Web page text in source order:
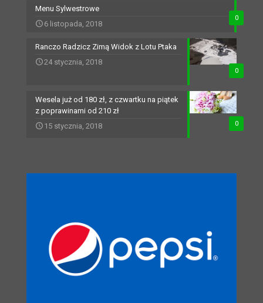
0
Menu Sylwestrowe
6 listopada, 2018
0
Ranczo Radzicz Zimą Widok z Lotu Ptaka
24 stycznia, 2018
0
Wesela już od 180 zł, z czwartku na piątek
z poprawinami od 210 zł
15 stycznia, 2018